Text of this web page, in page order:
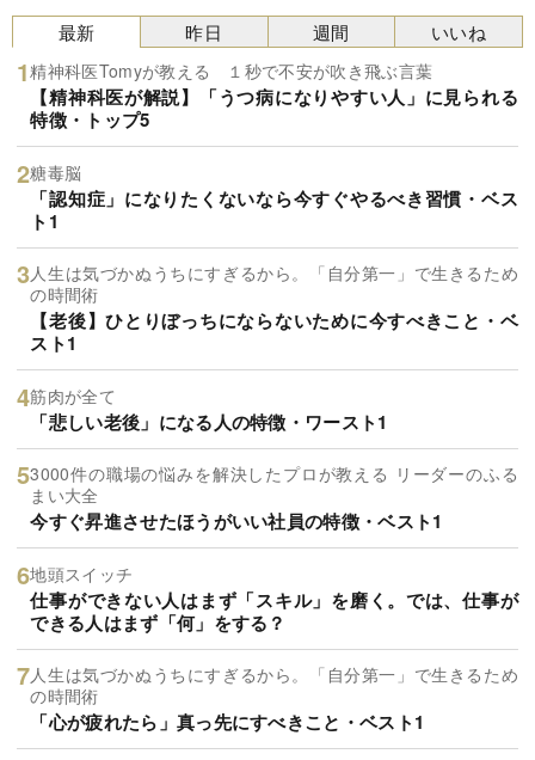
最新
精神科医Tomyが教える １秒で不安が吹き飛ぶ言葉
【精神科医が解説】「うつ病になりやすい人」に見られる
特徴・トップ5
糖毒脳
「認知症」になりたくないなら今すぐやるべき習慣・ベス
ト1
人生は気づかぬうちにすぎるから。「自分第一」で生きるため
の時間術
【老後】ひとりぼっちにならないために今すべきこと・ベ
スト1
筋肉が全て
「悲しい老後」になる人の特徴・ワースト1
3000件の職場の悩みを解決したプロが教える リーダーのふる
まい大全
今すぐ昇進させたほうがいい社員の特徴・ベスト1
地頭スイッチ
仕事ができない人はまず「スキル」を磨く。では、仕事が
できる人はまず「何」をする？
人生は気づかぬうちにすぎるから。「自分第一」で生きるため
の時間術
「心が疲れたら」真っ先にすべきこと・ベスト1
昨日 週間 いいね